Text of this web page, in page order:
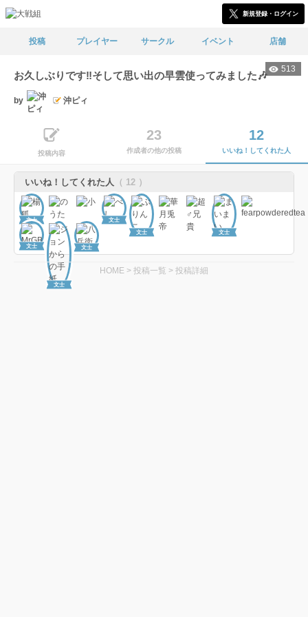
新規登録・ログイン
投稿 プレイヤー サークル イベント 店舗
513
お久しぶりです‼️そして思い出の早雲使ってみました🎶
by 沖ピィ
投稿内容
23
作成者の他の投稿
12
いいね！してくれた人
いいね！してくれた人 （ 12 ）
文士 文士
文士 文士
文士
文士
文士
HOME > 投稿一覧 > 投稿詳細